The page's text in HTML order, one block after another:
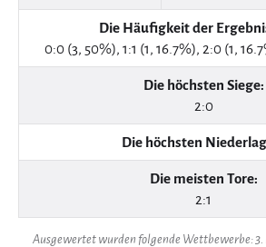
Die Häufigkeit der
0:0 (3, 50%), 1:1 (1, 16.7%), 2:0 (1,
Die höchsten Siege:
2:0
Die höchsten
Die meisten Tore:
2:1
Ausgewertet wurden folgende Wettbewerbe: 3.